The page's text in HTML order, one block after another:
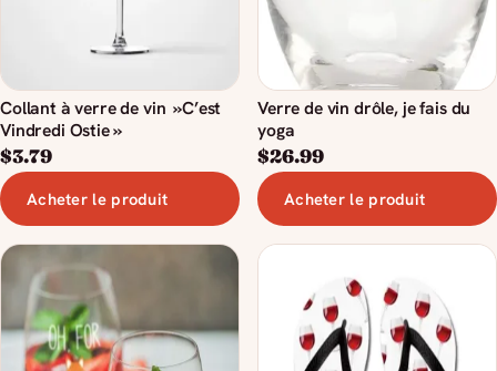
Collant à verre de vin »C’est
Vindredi Ostie »
$3.79
Acheter le produit
Verre de vin drôle, je fais du
yoga
$26.99
Acheter le produit